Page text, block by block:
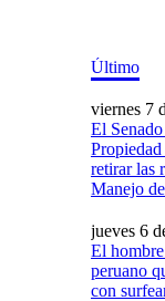
Último
viernes 7
El
retirar las
Manejo
jueves 6
El
peruano
con